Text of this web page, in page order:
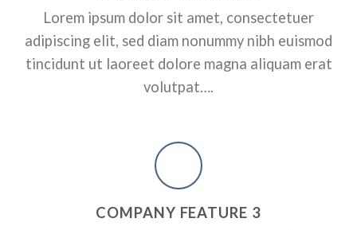
nonummy nibh euismod
erat volutpat….
ut laoreet dolore magna
Lorem ipsum dolor sit amet, consectetuer
adipiscing elit, sed diam nonummy nibh euismod
tincidunt ut laoreet dolore magna aliquam erat
volutpat….
COMPANY FEATURE 3